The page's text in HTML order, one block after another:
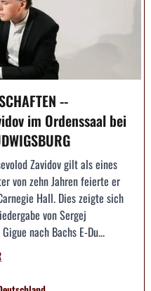
--
im Ordenssaal bei
Zavidov gilt als eines
von zehn Jahren feierte er
Hall. Dies zeigte sich
von Sergej
nach Bachs E-Du...